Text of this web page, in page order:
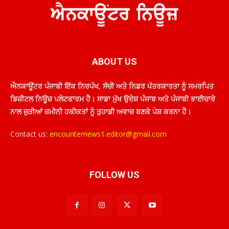
ABOUT US
ਐਨਕਾਊਂਟਰ ਪੰਜਾਬੀ ਇੱਕ ਨਿਰਪੱਖ, ਸੱਚੀ ਅਤੇ ਨਿਡਰ ਪੱਤਰਕਾਰਤਾ ਨੂੰ ਸਮਰਪਿਤ
ਡਿਜ਼ੀਟਲ ਨਿਊਜ਼ ਪਲੇਟਫਾਰਮ ਹੈ। ਸਾਡਾ ਮੁੱਖ ਉਦੇਸ਼ ਪੰਜਾਬ ਅਤੇ ਪੰਜਾਬੀ ਭਾਈਚਾਰੇ
ਨਾਲ ਜੁੜੀਆਂ ਜ਼ਮੀਨੀ ਹਕੀਕਤਾਂ ਨੂੰ ਤੁਹਾਡੀ ਅਵਾਜ਼ ਬਣਕੇ ਪੇਸ਼ ਕਰਨਾ ਹੈ।
Contact us: encounternews1.editor@gmail.com
FOLLOW US